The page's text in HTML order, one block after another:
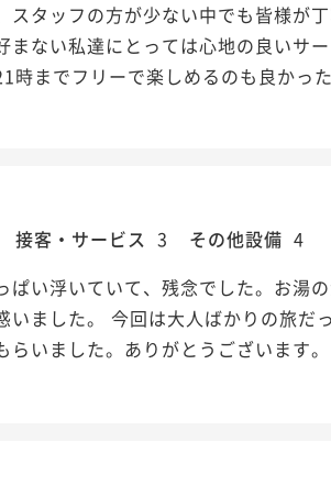
タッフの方が少ない中でも皆様が
まない私達にとっては心地の良いサ
時までフリーで楽しめるのも良かっ
接客・サービス 3 その他設備 4
い浮いていて、残念でした。お湯
ました。 今回は大人ばかりの旅だ
いました。ありがとうございます。